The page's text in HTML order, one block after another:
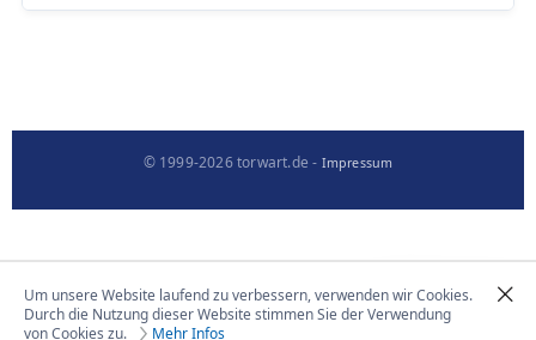
© 1999-2026 torwart.de - Impressum
Um unsere Website laufend zu verbessern, verwenden wir Cookies.
Durch die Nutzung dieser Website stimmen Sie der Verwendung
von Cookies zu.
Mehr Infos